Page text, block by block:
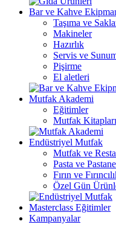
Bar ve Kahve
Taşıma ve
Makineler
Hazırlık
Servis ve
Pişirme
El aletleri
Mutfak Akademi
Eğitimler
Mutfak Kitapları
Endüstriyel Mutfak
Mutfak ve
Pasta ve
Fırın ve
Özel Gün
Masterclass Eğitimler
Kampanyalar